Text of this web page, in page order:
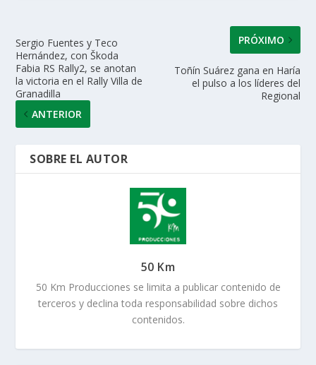
Sergio Fuentes y Teco
Hernández, con Škoda
Fabia RS Rally2, se anotan
la victoria en el Rally Villa de
Granadilla
ANTERIOR
PRÓXIMO
Toñín Suárez gana en Haría
el pulso a los líderes del
Regional
SOBRE EL AUTOR
50 Km
50 Km Producciones se limita a publicar contenido de
terceros y declina toda responsabilidad sobre dichos
contenidos.